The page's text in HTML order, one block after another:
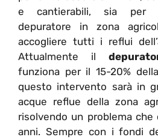
e cantierabili, sia per
depuratore in zona
accogliere tutti i reflui
Attualmente il
funziona per il 15-20%
questo intervento sarà in
acque reflue della zona
risolvendo un problema che
anni. Sempre con i fondi